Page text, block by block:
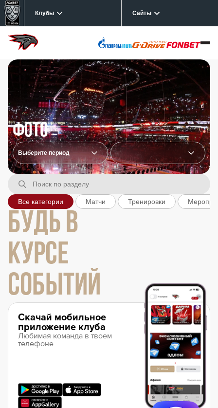
Клубы Сайты
Фото
Все категории Матчи Тренировки
БУДЬ В
КУРСЕ
СОБЫТИЙ
Скачай мобильное
приложение клуба
Любимая команда в твоем
телефоне